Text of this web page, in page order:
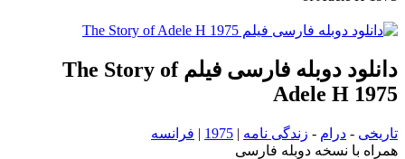
دانلود دوبله فارسی فیلم The Story of
Adele H 1975
تاریخی - درام - زندگی نامه |
1975
| فرانسه
همراه با نسخه دوبله فارسی